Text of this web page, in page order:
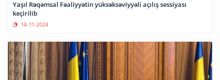
Yaşıl Rəqəmsal Fəaliyyətin yüksəksəviyyəli açılış sessiyası
keçirilib
14-11-2024